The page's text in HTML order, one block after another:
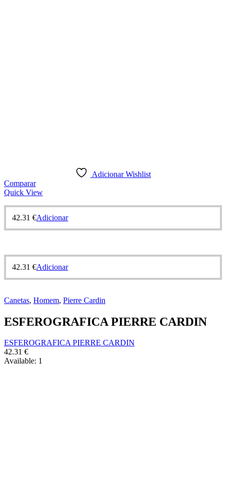
Adicionar Wishlist
Comparar
Quick View
42.31 €Adicionar
42.31 €Adicionar
Canetas, Homem, Pierre Cardin
ESFEROGRAFICA PIERRE CARDIN
ESFEROGRAFICA PIERRE CARDIN
42.31 €
Available: 1